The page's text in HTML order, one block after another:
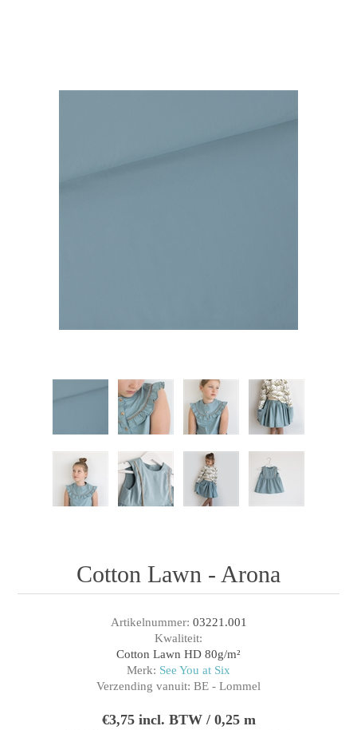
Cotton Lawn - Arona
Artikelnummer: 03221.001
Kwaliteit:
Cotton Lawn HD 80g/m²
Merk: See You at Six
Verzending vanuit: BE - Lommel
€3,75 incl. BTW / 0,25 m